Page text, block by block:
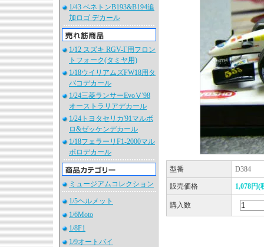
1/43 ベネトンB193&B194追
加ロゴ デカール
1/12 スズキ RGV-Γ用フロン
トフォーク(タミヤ用)
1/18ウイリアムズFW18用タ
バコデカール
1/24三菱ランサーEvoⅤ'98
オーストラリアデカール
1/24トヨタセリカ'91マルボ
ロ&ゼッケンデカール
1/18フェラーリF1-2000マル
ボロデカール
ミュージアムコレクション
1/5ヘルメット
1/6Moto
1/8F1
1/9オートバイ
型番 D384
販売価格 1,078円(
購入数